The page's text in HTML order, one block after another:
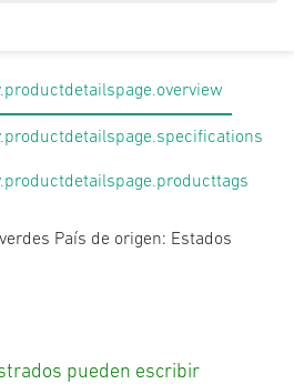
País de origen: Estados
pueden escribir